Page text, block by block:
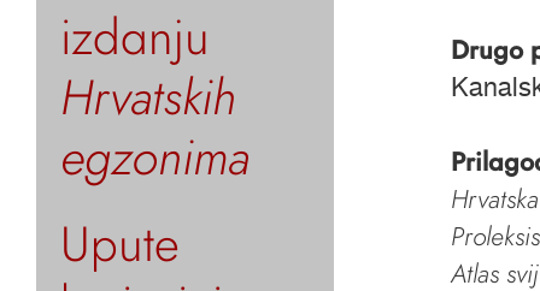
izdanju
Hrvatskih
egzonima
Upute
Drugo
Atlas